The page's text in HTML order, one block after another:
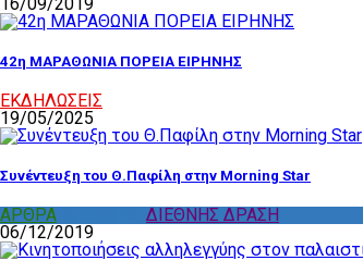
42η ΜΑΡΑΘΩΝΙΑ ΠΟΡΕΙΑ ΕΙΡΗΝΗΣ
ΕΚΔΗΛΩΣΕΙΣ
19/05/2025
Συνέντευξη του Θ.Παφίλη στην Morning Star
ΑΡΘΡΑ
ΔΙΕΘΝΗΣ ΔΡΑΣΗ
06/12/2019